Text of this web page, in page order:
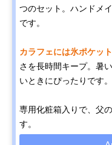
つのセット。ハンドメ
です。
カラフェには氷ポケッ
さを長時間キープ。暑
いときにぴったりです。
専用化粧箱入りで、父
す。